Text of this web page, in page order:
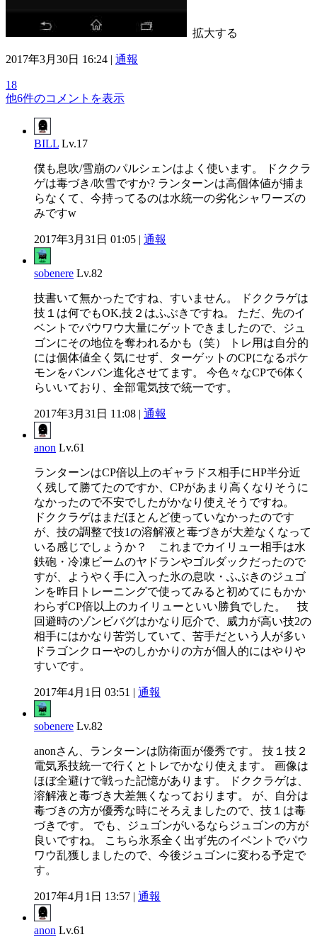
拡大する
2017年3月30日 16:24 | 通報
18
他6件のコメントを表示
BILL Lv.17
僕も息吹/雪崩のパルシェンはよく使います。 ドククラ
ゲは毒づき/吹雪ですか? ランターンは高個体値が捕ま
らなくて、今持ってるのは水統一の劣化シャワーズの
みですw
2017年3月31日 01:05 | 通報
sobenere Lv.82
技書いて無かったですね、すいません。 ドククラゲは
技１は何でもOK,技２はふぶきですね。 ただ、先のイ
ベントでパウワウ大量にゲットできましたので、ジュ
ゴンにその地位を奪われるかも（笑） トレ用は自分的
には個体値全く気にせず、ターゲットのCPになるポケ
モンをバンバン進化させてます。 今色々なCPで6体く
らいいており、全部電気技で統一です。
2017年3月31日 11:08 | 通報
anon Lv.61
ランターンはCP倍以上のギャラドス相手にHP半分近
く残して勝てたのですか、CPがあまり高くなりそうに
なかったので不安でしたがかなり使えそうですね。
ドククラゲはまだほとんど使っていなかったのです
が、技の調整で技1の溶解液と毒づきが大差なくなって
いる感じでしょうか？ これまでカイリュー相手は水
鉄砲・冷凍ビームのヤドランやゴルダックだったので
すが、ようやく手に入った氷の息吹・ふぶきのジュゴ
ンを昨日トレーニングで使ってみると初めてにもかか
わらずCP倍以上のカイリューといい勝負でした。 技
回避時のゾンビバグはかなり厄介で、威力が高い技2の
相手にはかなり苦労していて、苦手だという人が多い
ドラゴンクローやのしかかりの方が個人的にはやりや
すいです。
2017年4月1日 03:51 | 通報
sobenere Lv.82
anonさん、ランターンは防衛面が優秀です。 技１技２
電気系技統一で行くとトレでかなり使えます。 画像は
ほぼ全避けで戦った記憶があります。 ドククラゲは、
溶解液と毒づき大差無くなっております。 が、自分は
毒づきの方が優秀な時にそろえましたので、技１は毒
づきです。 でも、ジュゴンがいるならジュゴンの方が
良いですね。 こちら氷系全く出ず先のイベントでパウ
ワウ乱獲しましたので、今後ジュゴンに変わる予定で
す。
2017年4月1日 13:57 | 通報
anon Lv.61